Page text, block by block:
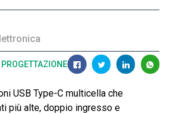
PROGETTAZIONE
USB Type-C multicella che
più alte, doppio ingresso e